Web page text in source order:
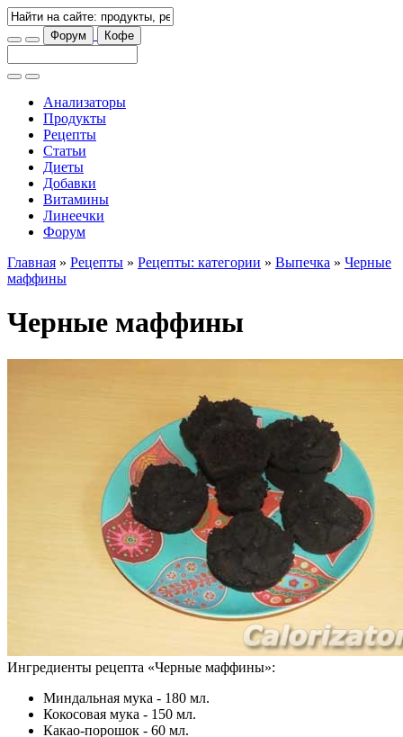
Форум Кофе
Анализаторы
Продукты
Рецепты
Статьи
Диеты
Добавки
Витамины
Линеечки
Форум
Главная » Рецепты » Рецепты: категории » Выпечка » Черные
маффины
Черные маффины
Ингредиенты рецепта «Черные маффины»:
Миндальная мука - 180 мл.
Кокосовая мука - 150 мл.
Какао-порошок - 60 мл.